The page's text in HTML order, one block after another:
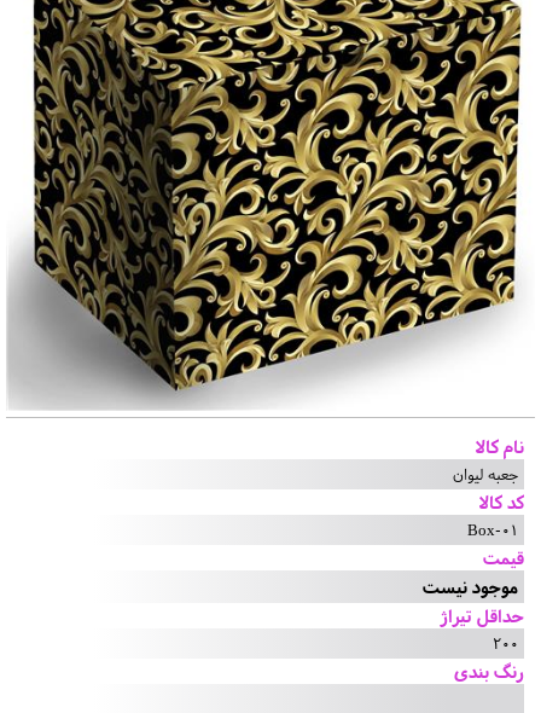
نام کالا
جعبه لیوان
کد کالا
Box-01
قیمت
موجود نیست
حداقل تیراژ
200
رنگ بندی